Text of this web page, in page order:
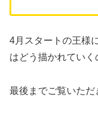
4月スタートの王様
はどう描かれていく
最後までご覧いただ